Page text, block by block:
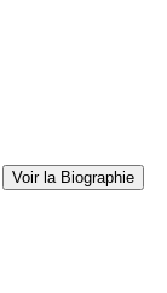
Voir la Biographie